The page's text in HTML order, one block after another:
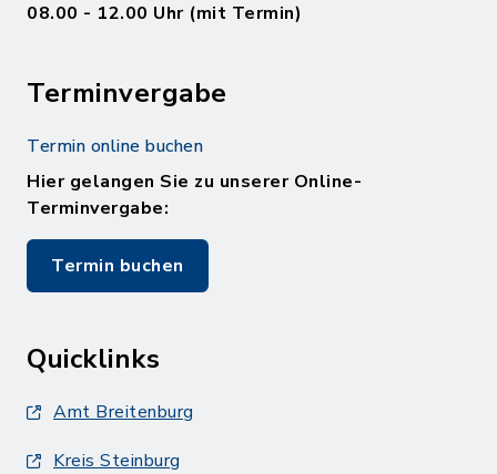
08.00 - 12.00 Uhr (mit Termin)
Terminvergabe
Termin online buchen
Hier gelangen Sie zu unserer Online-
Terminvergabe:
Termin buchen
Quicklinks
Amt Breitenburg
Kreis Steinburg